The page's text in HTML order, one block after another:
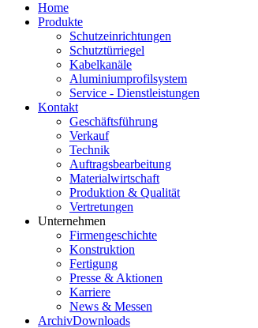
Home
Produkte
Schutzeinrichtungen
Schutztürriegel
Kabelkanäle
Aluminiumprofilsystem
Service - Dienstleistungen
Kontakt
Geschäftsführung
Verkauf
Technik
Auftragsbearbeitung
Materialwirtschaft
Produktion & Qualität
Vertretungen
Unternehmen
Firmengeschichte
Konstruktion
Fertigung
Presse & Aktionen
Karriere
News & Messen
ArchivDownloads